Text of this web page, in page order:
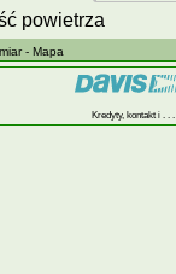
powietrza
- Mapa
Kredyty, kontakt i . . .